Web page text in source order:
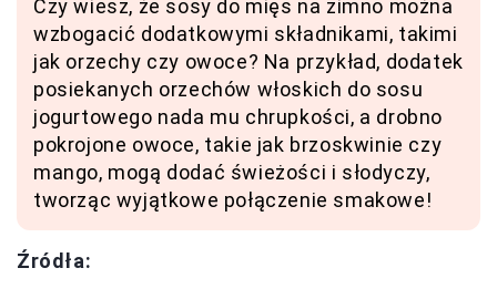
Czy wiesz, że sosy do mięs na zimno można
wzbogacić dodatkowymi składnikami, takimi
jak orzechy czy owoce? Na przykład, dodatek
posiekanych orzechów włoskich do sosu
jogurtowego nada mu chrupkości, a drobno
pokrojone owoce, takie jak brzoskwinie czy
mango, mogą dodać świeżości i słodyczy,
tworząc wyjątkowe połączenie smakowe!
Źródła: